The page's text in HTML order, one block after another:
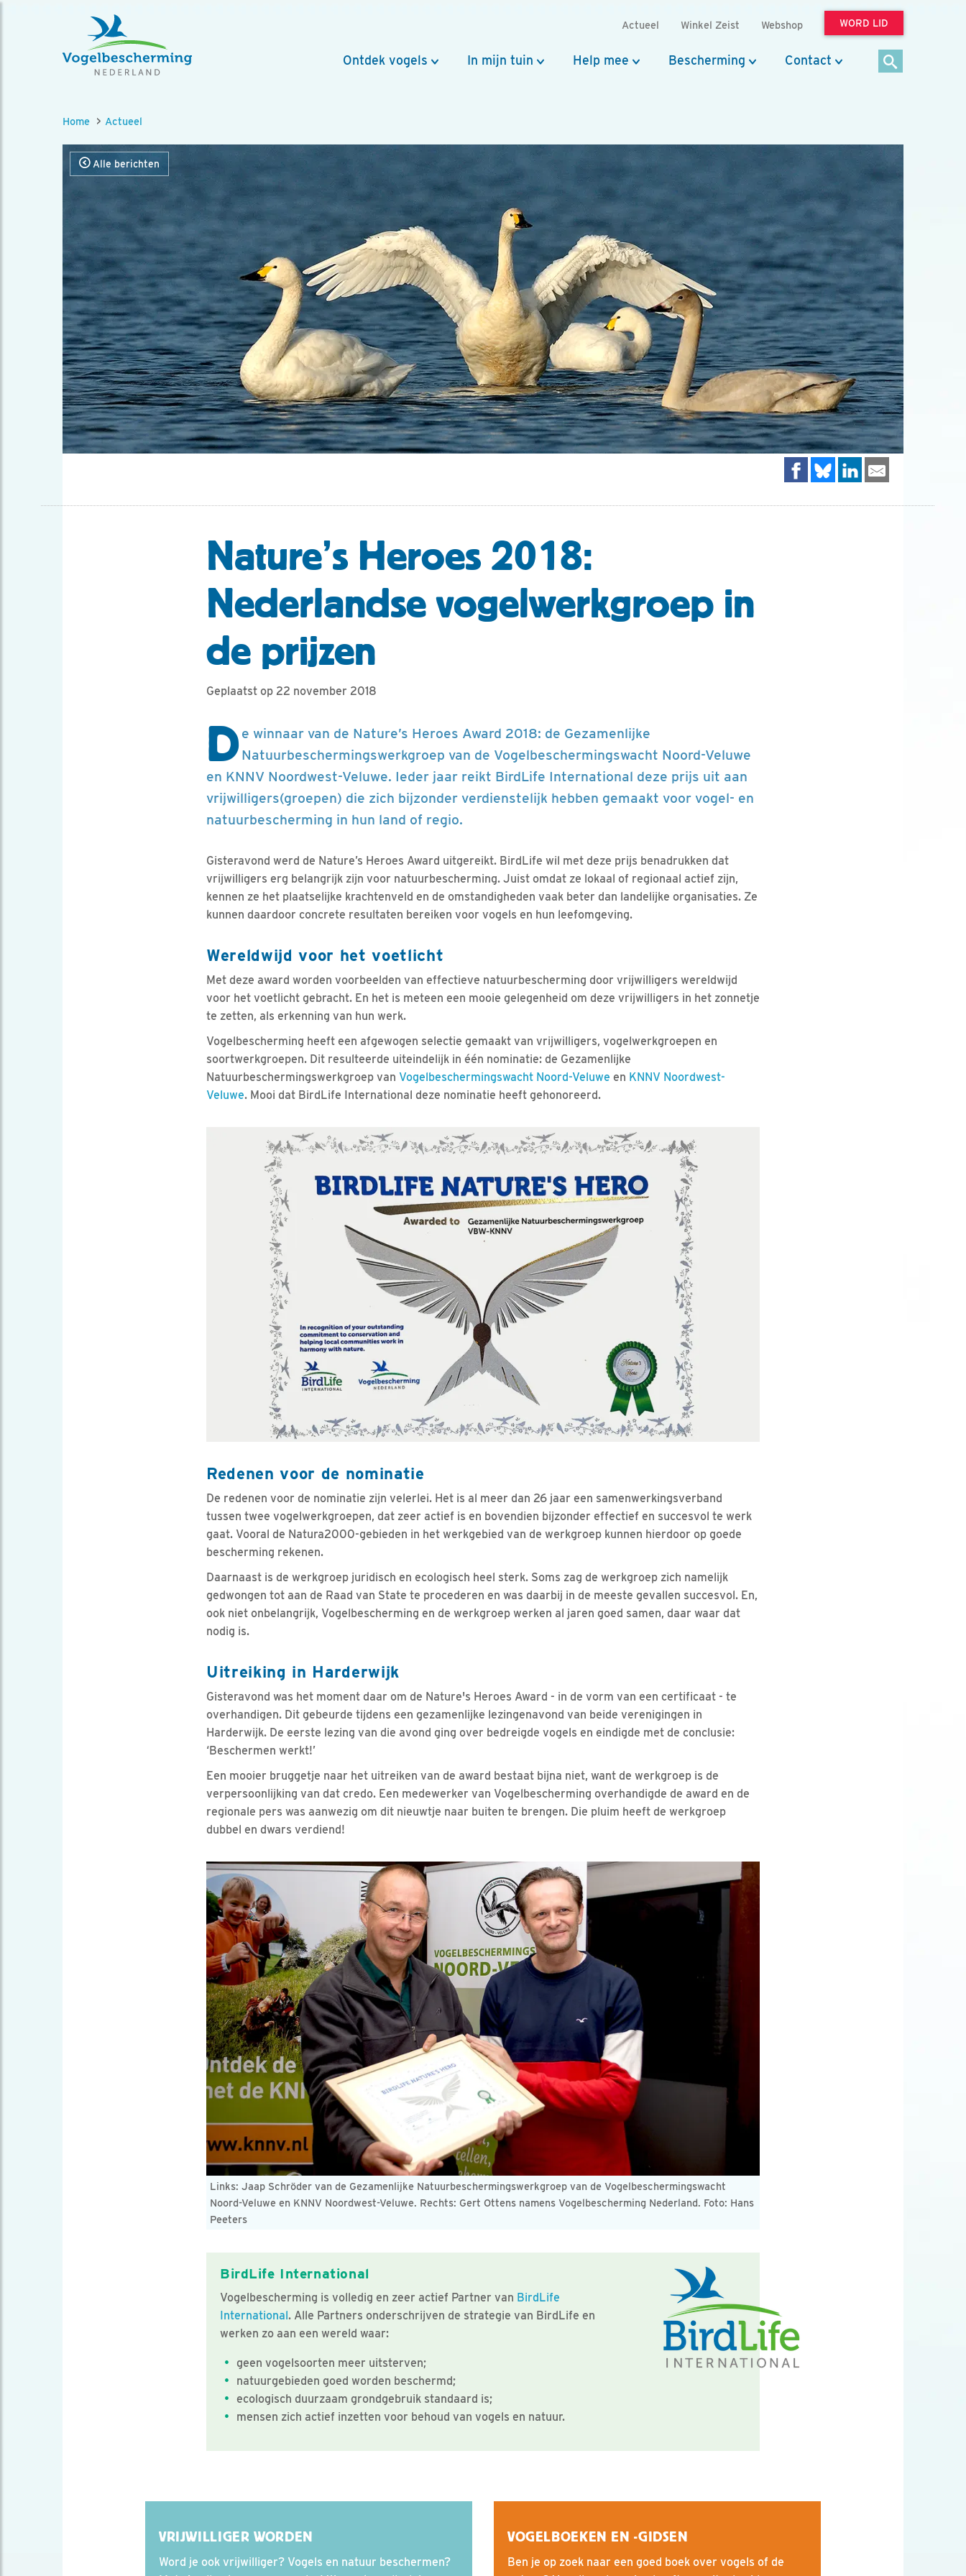
Actueel Winkel Zeist Webshop WORD LID
Ontdek vogels In mijn tuin Help mee Bescherming Contact
Home Actueel
Alle berichten
Nature’s Heroes 2018:
Nederlandse vogelwerkgroep in
de prijzen
Geplaatst op 22 november 2018
De winnaar van de Nature’s Heroes Award 2018: de Gezamenlijke
Natuurbeschermingswerkgroep van de Vogelbeschermingswacht Noord-Veluwe
en KNNV Noordwest-Veluwe. Ieder jaar reikt BirdLife International deze prijs uit aan
vrijwilligers(groepen) die zich bijzonder verdienstelijk hebben gemaakt voor vogel- en
natuurbescherming in hun land of regio.
Gisteravond werd de Nature’s Heroes Award uitgereikt. BirdLife wil met deze prijs benadrukken dat
vrijwilligers erg belangrijk zijn voor natuurbescherming. Juist omdat ze lokaal of regionaal actief zijn,
kennen ze het plaatselijke krachtenveld en de omstandigheden vaak beter dan landelijke organisaties. Ze
kunnen daardoor concrete resultaten bereiken voor vogels en hun leefomgeving.
Wereldwijd voor het voetlicht
Met deze award worden voorbeelden van effectieve natuurbescherming door vrijwilligers wereldwijd
voor het voetlicht gebracht. En het is meteen een mooie gelegenheid om deze vrijwilligers in het zonnetje
te zetten, als erkenning van hun werk.
Vogelbescherming heeft een afgewogen selectie gemaakt van vrijwilligers, vogelwerkgroepen en
soortwerkgroepen. Dit resulteerde uiteindelijk in één nominatie: de Gezamenlijke
Natuurbeschermingswerkgroep van Vogelbeschermingswacht Noord-Veluwe en KNNV Noordwest-
Veluwe. Mooi dat BirdLife International deze nominatie heeft gehonoreerd.
Redenen voor de nominatie
De redenen voor de nominatie zijn velerlei. Het is al meer dan 26 jaar een samenwerkingsverband
tussen twee vogelwerkgroepen, dat zeer actief is en bovendien bijzonder effectief en succesvol te werk
gaat. Vooral de Natura2000-gebieden in het werkgebied van de werkgroep kunnen hierdoor op goede
bescherming rekenen.
Daarnaast is de werkgroep juridisch en ecologisch heel sterk. Soms zag de werkgroep zich namelijk
gedwongen tot aan de Raad van State te procederen en was daarbij in de meeste gevallen succesvol. En,
ook niet onbelangrijk, Vogelbescherming en de werkgroep werken al jaren goed samen, daar waar dat
nodig is.
Uitreiking in Harderwijk
Gisteravond was het moment daar om de Nature's Heroes Award - in de vorm van een certificaat - te
overhandigen. Dit gebeurde tijdens een gezamenlijke lezingenavond van beide verenigingen in
Harderwijk. De eerste lezing van die avond ging over bedreigde vogels en eindigde met de conclusie:
‘Beschermen werkt!’
Een mooier bruggetje naar het uitreiken van de award bestaat bijna niet, want de werkgroep is de
verpersoonlijking van dat credo. Een medewerker van Vogelbescherming overhandigde de award en de
regionale pers was aanwezig om dit nieuwtje naar buiten te brengen. Die pluim heeft de werkgroep
dubbel en dwars verdiend!
Links: Jaap Schröder van de Gezamenlijke Natuurbeschermingswerkgroep van de Vogelbeschermingswacht
Noord-Veluwe en KNNV Noordwest-Veluwe. Rechts: Gert Ottens namens Vogelbescherming Nederland. Foto: Hans
Peeters
BirdLife International
Vogelbescherming is volledig en zeer actief Partner van BirdLife
International. Alle Partners onderschrijven de strategie van BirdLife en
werken zo aan een wereld waar:
geen vogelsoorten meer uitsterven;
natuurgebieden goed worden beschermd;
ecologisch duurzaam grondgebruik standaard is;
mensen zich actief inzetten voor behoud van vogels en natuur.
VRIJWILLIGER WORDEN
Word je ook vrijwilliger? Vogels en natuur beschermen?
VOGELBOEKEN EN -GIDSEN
Ben je op zoek naar een goed boek over vogels of de